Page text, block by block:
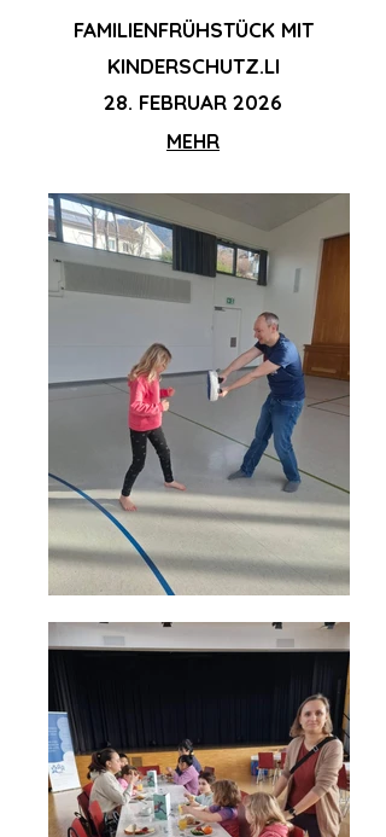
FAMILIENFRÜHSTÜCK MIT
KINDERSCHUTZ.LI
28. FEBRUAR 2026
MEHR